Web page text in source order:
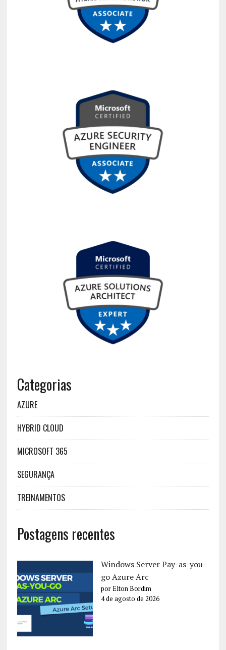
Categorias
AZURE
HYBRID CLOUD
MICROSOFT 365
SEGURANÇA
TREINAMENTOS
Postagens recentes
Windows Server Pay-as-you-
go Azure Arc
por Elton Bordim
4 de agosto de 2026